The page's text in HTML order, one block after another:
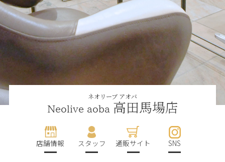
ネオリーブ アオバ
Neolive aoba 高田馬場店
店舗情報 スタッフ 通販サイト SNS